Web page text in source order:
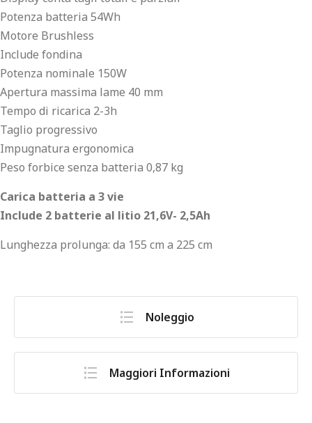
Potenza batteria 54Wh
Motore Brushless
Include fondina
Potenza nominale 150W
Apertura massima lame 40 mm
Tempo di ricarica 2-3h
Taglio progressivo
Impugnatura ergonomica
Peso forbice senza batteria 0,87 kg
Carica batteria a 3 vie
Include 2 batterie al litio 21,6V- 2,5Ah
Lunghezza prolunga: da 155 cm a 225 cm
Noleggio
Maggiori Informazioni